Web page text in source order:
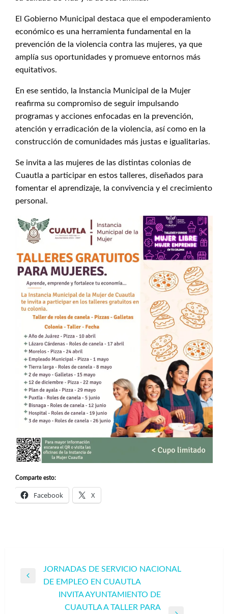
El Gobierno Municipal destaca que el empoderamiento
económico es una herramienta fundamental en la
prevención de la violencia contra las mujeres, ya que
amplía sus oportunidades y promueve entornos más
equitativos.
En ese sentido, la Instancia Municipal de la Mujer
reafirma su compromiso de seguir impulsando
programas y acciones enfocadas en la prevención,
atención y erradicación de la violencia, así como en la
construcción de comunidades más justas e igualitarias.
Se invita a las mujeres de las distintas colonias de
Cuautla a participar en estos talleres, diseñados para
fomentar el aprendizaje, la convivencia y el crecimiento
personal.
Comparte esto:
Facebook X
Navegación
Entrada
JORNADAS DE SERVICIO NACIONAL
DE EMPLEO EN CUAUTLA
INVITA AYUNTAMIENTO DE
CUAUTLA A TALLER PARA